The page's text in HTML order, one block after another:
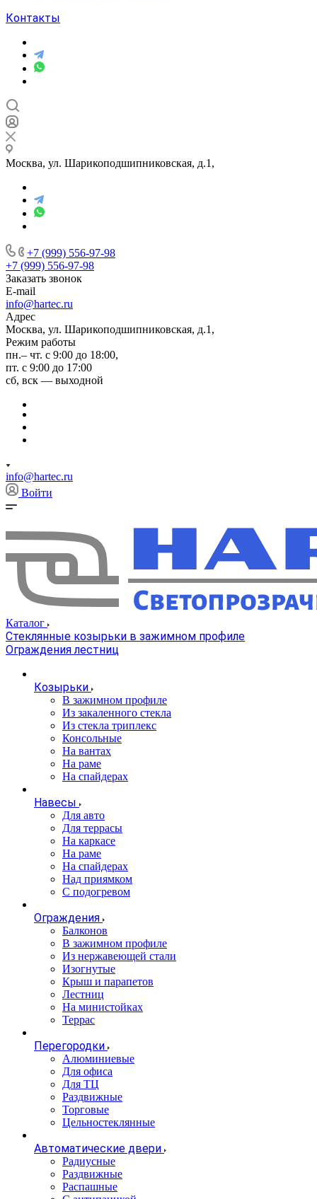
Контакты
Москва, ул. Шарикоподшипниковская, д.1,
+7 (999) 556-97-98
+7 (999) 556-97-98
Заказать звонок
E-mail
info@hartec.ru
Адрес
Москва, ул. Шарикоподшипниковская, д.1,
Режим работы
пн.– чт. с 9:00 до 18:00,
пт. с 9:00 до 17:00
сб, вск — выходной
info@hartec.ru
Войти
Каталог
Стеклянные козырьки в зажимном профиле
Ограждения лестниц
Козырьки
В зажимном профиле
Из закаленного стекла
Из стекла триплекс
Консольные
На вантах
На раме
На спайдерах
Навесы
Для авто
Для террасы
На каркасе
На раме
На спайдерах
Над приямком
С подогревом
Ограждения
Балконов
В зажимном профиле
Из нержавеющей стали
Изогнутые
Крыш и парапетов
Лестниц
На министойках
Террас
Перегородки
Алюминиевые
Для офиса
Для ТЦ
Раздвижные
Торговые
Цельностеклянные
Автоматические двери
Радиусные
Раздвижные
Распашные